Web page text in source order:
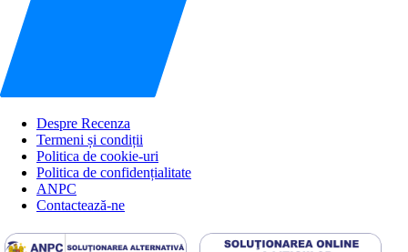
Despre Recenza
Termeni și condiții
Politica de cookie-uri
Politica de confidențialitate
ANPC
Contactează-ne